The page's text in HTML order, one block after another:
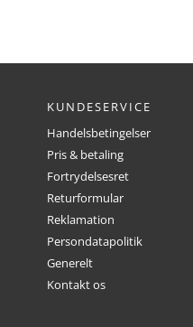
KUNDESERVICE
Handelsbetingelser
Pris & betaling
Fortrydelsesret
Returformular
Reklamation
Persondatapolitik
Generelt
Kontakt os